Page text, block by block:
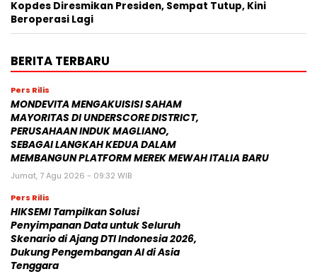
Kopdes Diresmikan Presiden, Sempat Tutup, Kini
Beroperasi Lagi
BERITA TERBARU
Pers Rilis
MONDEVITA MENGAKUISISI SAHAM
MAYORITAS DI UNDERSCORE DISTRICT,
PERUSAHAAN INDUK MAGLIANO,
SEBAGAI LANGKAH KEDUA DALAM
MEMBANGUN PLATFORM MEREK MEWAH ITALIA BARU
Jumat, 7 Agu 2026 - 09:32 WIB
Pers Rilis
HIKSEMI Tampilkan Solusi
Penyimpanan Data untuk Seluruh
Skenario di Ajang DTI Indonesia 2026,
Dukung Pengembangan AI di Asia
Tenggara